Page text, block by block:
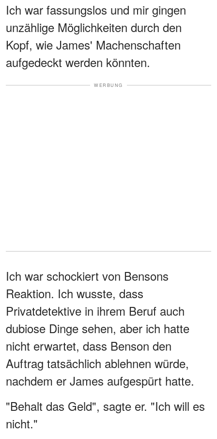
Ich war fassungslos und mir gingen
unzählige Möglichkeiten durch den
Kopf, wie James' Machenschaften
aufgedeckt werden könnten.
WERBUNG
Ich war schockiert von Bensons
Reaktion. Ich wusste, dass
Privatdetektive in ihrem Beruf auch
dubiose Dinge sehen, aber ich hatte
nicht erwartet, dass Benson den
Auftrag tatsächlich ablehnen würde,
nachdem er James aufgespürt hatte.
"Behalt das Geld", sagte er. "Ich will es
nicht."